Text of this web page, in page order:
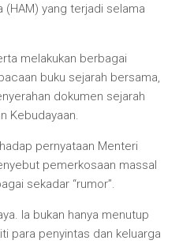
(HAM) yang terjadi selama
melakukan berbagai
buku sejarah bersama,
dokumen sejarah
Kebudayaan.
pernyataan Menteri
pemerkosaan massal
sekadar “rumor”.
Ia bukan hanya menutup
para penyintas dan keluarga